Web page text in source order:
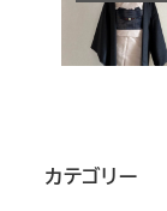
カテゴリー